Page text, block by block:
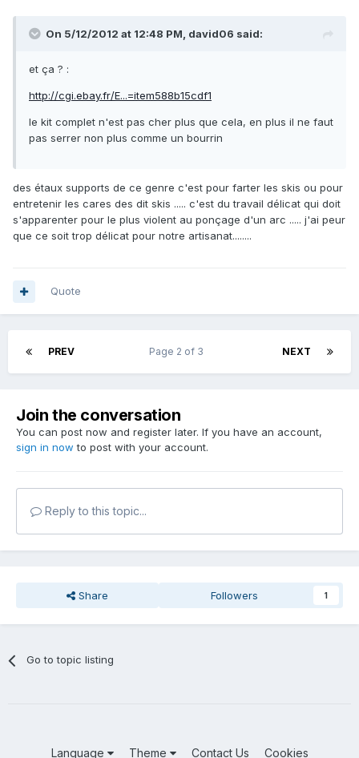
On 5/12/2012 at 12:48 PM, david06 said:
et ça ? :
http://cgi.ebay.fr/E...=item588b15cdf1
le kit complet n'est pas cher plus que cela, en plus il ne faut
pas serrer non plus comme un bourrin
des étaux supports de ce genre c'est pour farter les skis ou pour
entretenir les cares des dit skis ..... c'est du travail délicat qui doit
s'apparenter pour le plus violent au ponçage d'un arc ..... j'ai peur
que ce soit trop délicat pour notre artisanat........
Quote
PREV NEXT
Page 2 of 3
Join the conversation
You can post now and register later. If you have an account,
sign in now to post with your account.
Reply to this topic...
Share Followers 1
Go to topic listing
Language Theme Contact Us Cookies